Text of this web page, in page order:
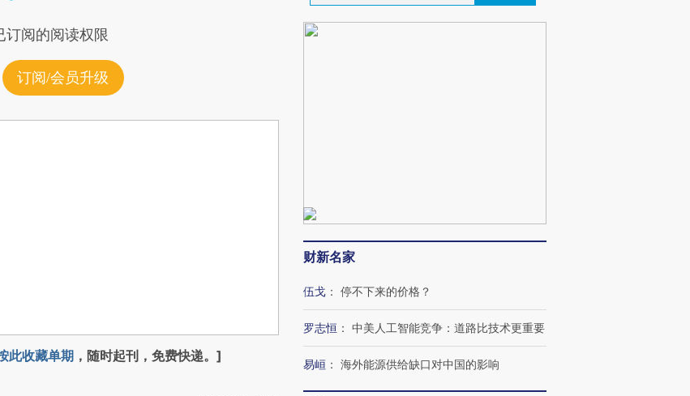
阅的阅读权限
订阅/会员升级
此收藏单期 ，随时起刊，免费快递。]
财新名家
伍戈 ： 停不下来的价格？
罗志恒 ： 中美人工智能竞争：道路比技术更重要
易峘 ： 海外能源供给缺口对中国的影响